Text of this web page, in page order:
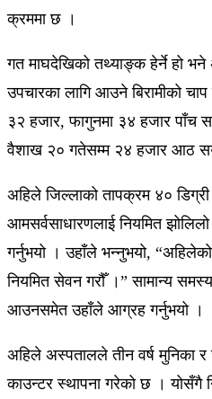
क्रममा छ ।
गत माघदेखिको तथ्याङ्क हेर्ने हो
उपचारका लागि आउने बिरामीको
३२ हजार, फागुनमा ३४ हजार पाँच
वैशाख २० गतेसम्म २४ हजार आठ सय
अहिले जिल्लाको तापक्रम ४० डिग्री
आमसर्वसाधारणलाई नियमित
गर्नुभयो । उहाँले भन्नुभयो, “अहिलेको
नियमित सेवन गरौँ ।” सामान्य
आउनसमेत उहाँले आग्रह गर्नुभयो ।
अहिले अस्पतालले तीन वर्ष मुनिका र
काउन्टर स्थापना गरेको छ । योसँगै